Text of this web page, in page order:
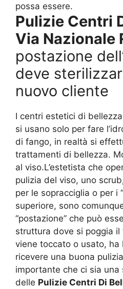
possa essere.
Pulizie Centri
Via Nazionale
postazione
deve
nuovo cliente
I centri estetici di
si usano solo per fare
di fango, in realtà si
trattamenti di bellezza.
al viso.L’estetista che
pulizia del viso, uno
per le sopracciglia o per i
superiore, sono
“postazione” che può
struttura dove si poggia il
viene toccato o usato, ha
ricevere una buona
importante che ci sia una
delle Pulizie Centri Di